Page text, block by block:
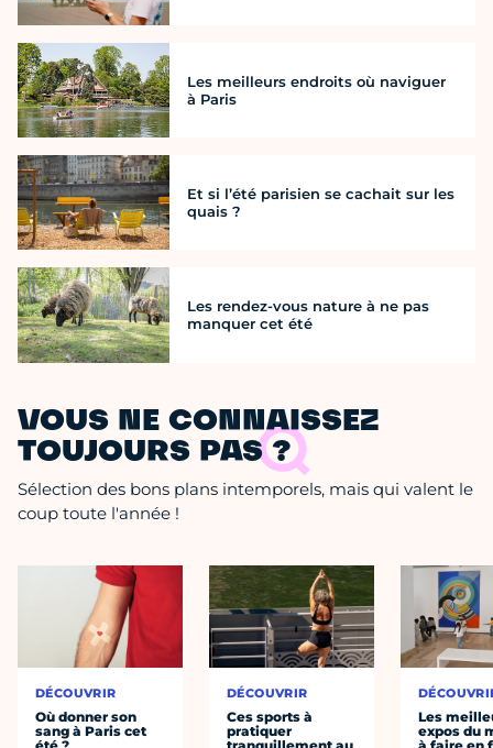
Les meilleurs endroits où naviguer
à Paris
Et si l’été parisien se cachait sur les
quais ?
Les rendez-vous nature à ne pas
manquer cet été
VOUS NE CONNAISSEZ
TOUJOURS PAS ?
Sélection des bons plans intemporels, mais qui valent le
coup toute l'année !
DÉCOUVRIR
Où donner son
sang à Paris cet
DÉCOUVRIR
Ces sports à
pratiquer
Les
expos du